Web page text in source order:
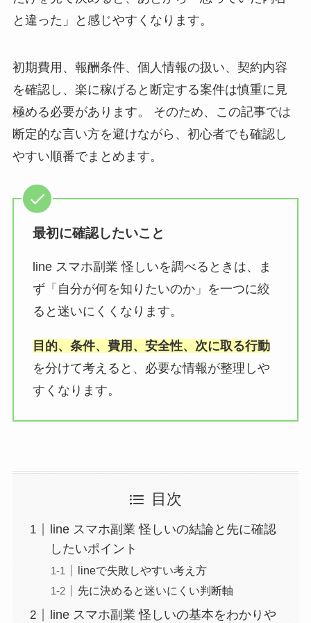
と違った」と感じやすくなります。
初期費用、報酬条件、個人情報の扱い、契約内容
を確認し、楽に稼げると断定する案件は慎重に見
極める必要があります。 そのため、この記事では
断定的な言い方を避けながら、初心者でも確認し
やすい順番でまとめます。
最初に確認したいこと
line スマホ副業 怪しいを調べるときは、ま
ず「自分が何を知りたいのか」を一つに絞
ると迷いにくくなります。
目的、条件、費用、安全性、次に取る行動
を分けて考えると、必要な情報が整理しや
すくなります。
目次
line スマホ副業 怪しいの結論と先に確認
したいポイント
lineで失敗しやすい考え方
先に決めると迷いにくい判断軸
line スマホ副業 怪しいの基本をわかりや